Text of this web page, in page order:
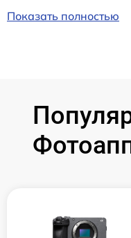
Показать полностью